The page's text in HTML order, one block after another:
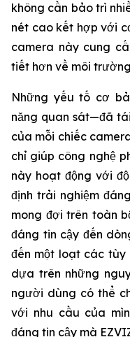
không cần bảo trì
nét cao kết hợp với
camera này cung
tiết hơn về môi
Những yếu tố cơ
năng quan sát—đã
của mỗi chiếc
chỉ giúp công nghệ
này hoạt động với
định trải nghiệm
mong đợi trên toàn
đáng tin cậy đến
đến một loạt các
dựa trên những
người dùng có thể
với nhu cầu của
đáng tin cậy mà